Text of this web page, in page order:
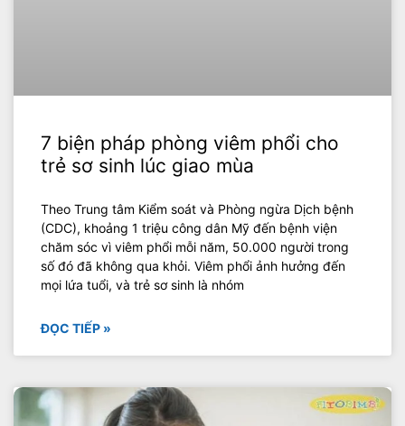
7 biện pháp phòng viêm phổi cho
trẻ sơ sinh lúc giao mùa
Theo Trung tâm Kiểm soát và Phòng ngừa Dịch bệnh
(CDC), khoảng 1 triệu công dân Mỹ đến bệnh viện
chăm sóc vì viêm phổi mỗi năm, 50.000 người trong
số đó đã không qua khỏi. Viêm phổi ảnh hưởng đến
mọi lứa tuổi, và trẻ sơ sinh là nhóm
ĐỌC TIẾP »